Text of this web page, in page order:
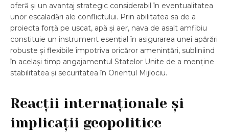
oferă și un avantaj strategic considerabil în eventualitatea
unor escaladări ale conflictului. Prin abilitatea sa de a
proiecta forță pe uscat, apă și aer, nava de asalt amfibiu
constituie un instrument esențial în asigurarea unei apărări
robuste și flexibile împotriva oricăror amenințări, subliniind
în același timp angajamentul Statelor Unite de a menține
stabilitatea și securitatea în Orientul Mijlociu.
Reacții internaționale și
implicații geopolitice